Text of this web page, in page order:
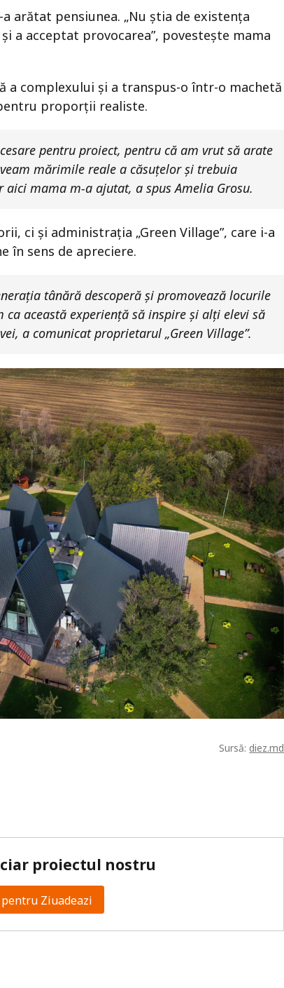
arătat pensiunea. „Nu știa de existența
a acceptat provocarea”, povestește mama
complexului și a transpus-o într-o machetă
proporții realiste.
pentru proiect, pentru că am vrut să arate
mărimile reale a căsuțelor și trebuia
mama m-a ajutat, a spus Amelia Grosu.
ci și administrația „Green Village”, care i-a
în sens de apreciere.
tânără descoperă și promovează locurile
această experiență să inspire și alți elevi să
a comunicat proprietarul „Green Village”.
Sursă:diez.md
proiectul nostru
pentru Ziuadeazi